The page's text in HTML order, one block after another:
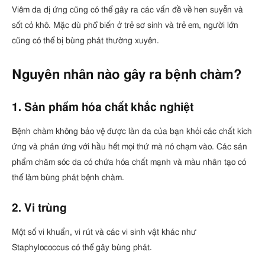
Viêm da dị ứng cũng có thể gây ra các vấn đề về hen suyễn và
sốt cỏ khô. Mặc dù phổ biến ở trẻ sơ sinh và trẻ em, người lớn
cũng có thể bị bùng phát thường xuyên.
Nguyên nhân nào gây ra bệnh chàm?
1. Sản phẩm hóa chất khắc nghiệt
Bệnh chàm không bảo vệ được làn da của bạn khỏi các chất kích
ứng và phản ứng với hầu hết mọi thứ mà nó chạm vào. Các sản
phẩm chăm sóc da có chứa hóa chất mạnh và màu nhân tạo có
thể làm bùng phát bệnh chàm.
2. Vi trùng
Một số vi khuẩn, vi rút và các vi sinh vật khác như
Staphylococcus có thể gây bùng phát.